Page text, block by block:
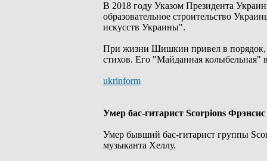
В 2018 году Указом Президента
образовательное строительство
искусств Украины".
При жизни Шишкин привел в порядок,
стихов. Его "Майданная
ukrinform
Умер бас-гитарист Scorpions
Умер бывший бас-гитарист группы
музыканта Хеллу.